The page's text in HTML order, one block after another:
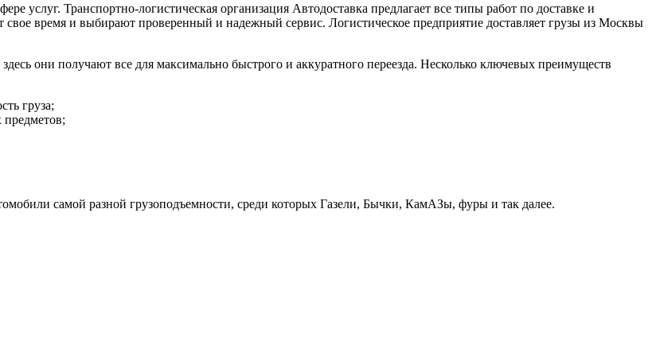
услуг. Транспортно-логистическая организация Автодоставка предлагает все типы работ по доставке и
свое время и выбирают проверенный и надежный сервис. Логистическое предприятие доставляет грузы из Москвы
они получают все для максимально быстрого и аккуратного переезда. Несколько ключевых преимуществ
груза;
предметов;
самой разной грузоподъемности, среди которых Газели, Бычки, КамАЗы, фуры и так далее.